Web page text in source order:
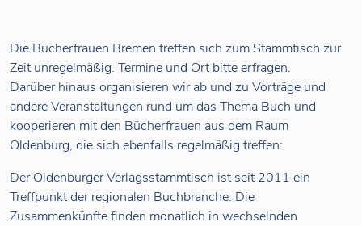
Die Bücherfrauen Bremen treffen sich zum Stammtisch zur
Zeit unregelmäßig. Termine und Ort bitte erfragen.
Darüber hinaus organisieren wir ab und zu Vorträge und
andere Veranstaltungen rund um das Thema Buch und
kooperieren mit den Bücherfrauen aus dem Raum
Oldenburg, die sich ebenfalls regelmäßig treffen:
Der Oldenburger Verlagsstammtisch ist seit 2011 ein
Treffpunkt der regionalen Buchbranche. Die
Zusammenkünfte finden monatlich in wechselnden